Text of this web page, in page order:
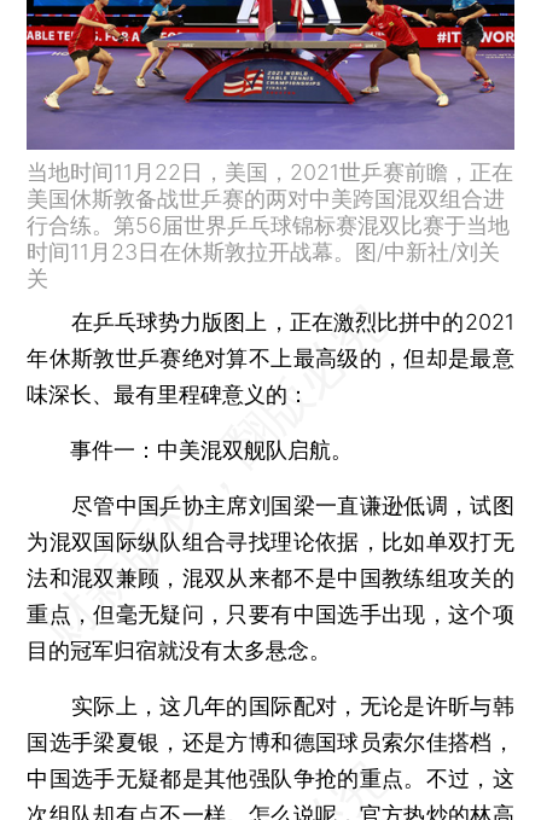
当地时间11月22日，美国，2021世乒赛前瞻，正在
美国休斯敦备战世乒赛的两对中美跨国混双组合进
行合练。第56届世界乒乓球锦标赛混双比赛于当地
时间11月23日在休斯敦拉开战幕。图/中新社/刘关
关
在乒乓球势力版图上，正在激烈比拼中的2021
年休斯敦世乒赛绝对算不上最高级的，但却是最意
味深长、最有里程碑意义的：
事件一：中美混双舰队启航。
尽管中国乒协主席刘国梁一直谦逊低调，试图
为混双国际纵队组合寻找理论依据，比如单双打无
法和混双兼顾，混双从来都不是中国教练组攻关的
重点，但毫无疑问，只要有中国选手出现，这个项
目的冠军归宿就没有太多悬念。
实际上，这几年的国际配对，无论是许昕与韩
国选手梁夏银，还是方博和德国球员索尔佳搭档，
中国选手无疑都是其他强队争抢的重点。不过，这
次组队却有点不一样。怎么说呢，官方热炒的林高